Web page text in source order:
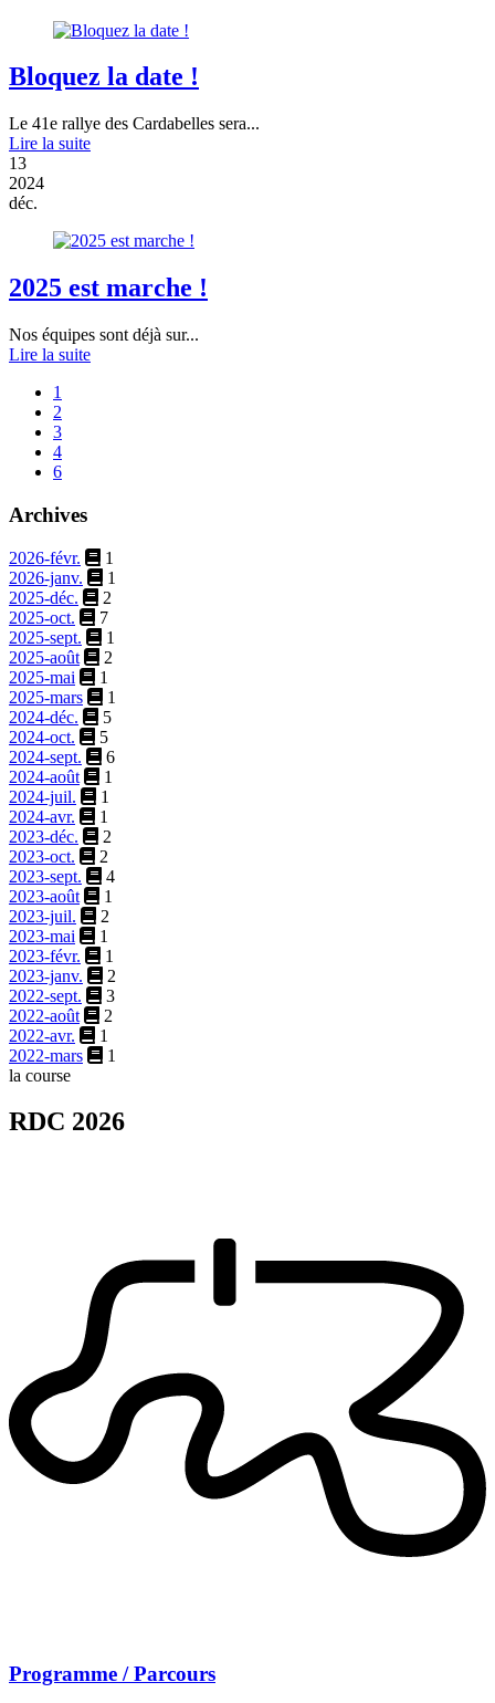
Bloquez la date !
Le 41e rallye des Cardabelles sera...
Lire la suite
13
2024
déc.
2025 est marche !
Nos équipes sont déjà sur...
Lire la suite
1
2
3
4
6
Archives
2026-févr.
1
2026-janv.
1
2025-déc.
2
2025-oct.
7
2025-sept.
1
2025-août
2
2025-mai
1
2025-mars
1
2024-déc.
5
2024-oct.
5
2024-sept.
6
2024-août
1
2024-juil.
1
2024-avr.
1
2023-déc.
2
2023-oct.
2
2023-sept.
4
2023-août
1
2023-juil.
2
2023-mai
1
2023-févr.
1
2023-janv.
2
2022-sept.
3
2022-août
2
2022-avr.
1
2022-mars
1
la course
RDC 2026
Programme / Parcours